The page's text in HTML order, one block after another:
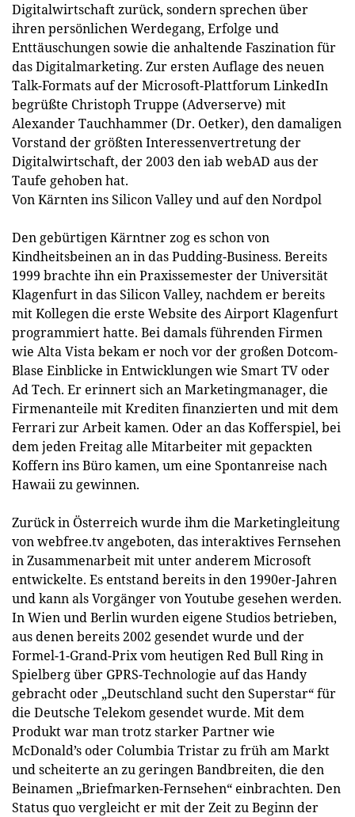
Digitalwirtschaft zurück, sondern sprechen über
ihren persönlichen Werdegang, Erfolge und
Enttäuschungen sowie die anhaltende Faszination für
das Digitalmarketing. Zur ersten Auflage des neuen
Talk-Formats auf der Microsoft-Plattforum LinkedIn
begrüßte Christoph Truppe (Adverserve) mit
Alexander Tauchhammer (Dr. Oetker), den damaligen
Vorstand der größten Interessenvertretung der
Digitalwirtschaft, der 2003 den iab webAD aus der
Taufe gehoben hat.
Von Kärnten ins Silicon Valley und auf den Nordpol
Den gebürtigen Kärntner zog es schon von
Kindheitsbeinen an in das Pudding-Business. Bereits
1999 brachte ihn ein Praxissemester der Universität
Klagenfurt in das Silicon Valley, nachdem er bereits
mit Kollegen die erste Website des Airport Klagenfurt
programmiert hatte. Bei damals führenden Firmen
wie Alta Vista bekam er noch vor der großen Dotcom-
Blase Einblicke in Entwicklungen wie Smart TV oder
Ad Tech. Er erinnert sich an Marketingmanager, die
Firmenanteile mit Krediten finanzierten und mit dem
Ferrari zur Arbeit kamen. Oder an das Kofferspiel, bei
dem jeden Freitag alle Mitarbeiter mit gepackten
Koffern ins Büro kamen, um eine Spontanreise nach
Hawaii zu gewinnen.
Zurück in Österreich wurde ihm die Marketingleitung
von webfree.tv angeboten, das interaktives Fernsehen
in Zusammenarbeit mit unter anderem Microsoft
entwickelte. Es entstand bereits in den 1990er-Jahren
und kann als Vorgänger von Youtube gesehen werden.
In Wien und Berlin wurden eigene Studios betrieben,
aus denen bereits 2002 gesendet wurde und der
Formel-1-Grand-Prix vom heutigen Red Bull Ring in
Spielberg über GPRS-Technologie auf das Handy
gebracht oder „Deutschland sucht den Superstar“ für
die Deutsche Telekom gesendet wurde. Mit dem
Produkt war man trotz starker Partner wie
McDonald’s oder Columbia Tristar zu früh am Markt
und scheiterte an zu geringen Bandbreiten, die den
Beinamen „Briefmarken-Fernsehen“ einbrachten. Den
Status quo vergleicht er mit der Zeit zu Beginn der